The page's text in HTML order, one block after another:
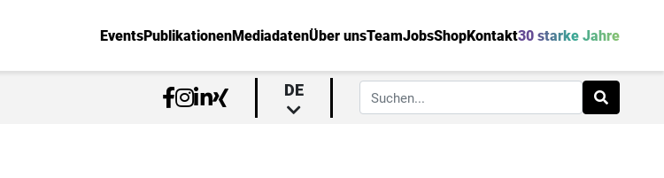
EventsPublikationenMediadatenÜber unsTeamJobsShopKontakt30 starke Jahre
DE